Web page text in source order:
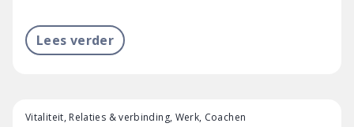
Lees verder
Vitaliteit, Relaties & verbinding, Werk, Coachen